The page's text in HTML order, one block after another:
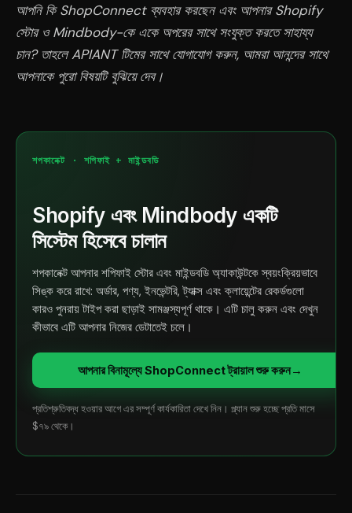
আপনি কি ShopConnect ব্যবহার করছেন এবং আপনার Shopify
স্টোর ও Mindbody-কে একে অপরের সাথে সংযুক্ত করতে সাহায্য
চান? তাহলে APIANT টিমের সাথে যোগাযোগ করুন, আমরা আনন্দের সাথে
আপনাকে পুরো বিষয়টি বুঝিয়ে দেব।
শপকানেক্ট · শপিফাই + মাইন্ডবডি
Shopify এবং Mindbody একটি
সিস্টেম হিসেবে চালান
শপকানেক্ট আপনার শপিফাই স্টোর এবং মাইন্ডবডি অ্যাকাউন্টকে স্বয়ংক্রিয়ভাবে
সিঙ্ক করে রাখে: অর্ডার, পণ্য, ইনভেন্টরি, ট্যাক্স এবং ক্লায়েন্টের রেকর্ডগুলো
কারও পুনরায় টাইপ করা ছাড়াই সামঞ্জস্যপূর্ণ থাকে। এটি চালু করুন এবং দেখুন
কীভাবে এটি আপনার নিজের ডেটাতেই চলে।
আপনার বিনামূল্যে ShopConnect ট্রায়াল শুরু করুন→
প্রতিশ্রুতিবদ্ধ হওয়ার আগে এর সম্পূর্ণ কার্যকারিতা দেখে নিন। প্ল্যান শুরু হচ্ছে প্রতি মাসে
$৭৯ থেকে।